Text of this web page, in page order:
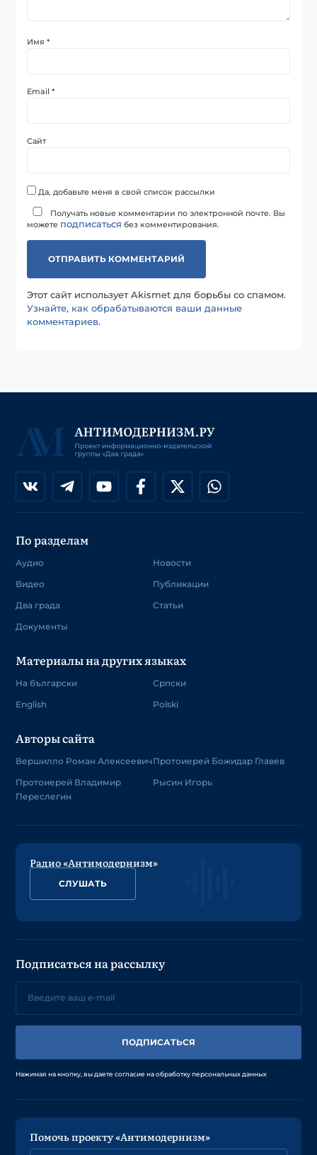
Имя*
Email*
Сайт
Да, добавьте меня в свой список рассылки
Получать новые комментарии по электронной почте. Вы
можете подписаться без комментирования.
Этот сайт использует Akismet для борьбы со спамом.
Узнайте, как обрабатываются ваши данные
комментариев.
По разделам
Аудио
Видео
Два града
Документы
Новости
Публикации
Статьи
Материалы на других языках
На български
English
Српски
Polski
Авторы сайта
Вершилло Роман Алексеевич
Протоиерей Владимир
Переслегин
Протоиерей Божидар Главев
Рысин Игорь
Радио «Антимодернизм»
СЛУШАТЬ
Подписаться на рассылку
ПОДПИСАТЬСЯ
Нажимая на кнопку, вы даете согласие на обработку персональных данных
Помочь проекту «Антимодернизм»